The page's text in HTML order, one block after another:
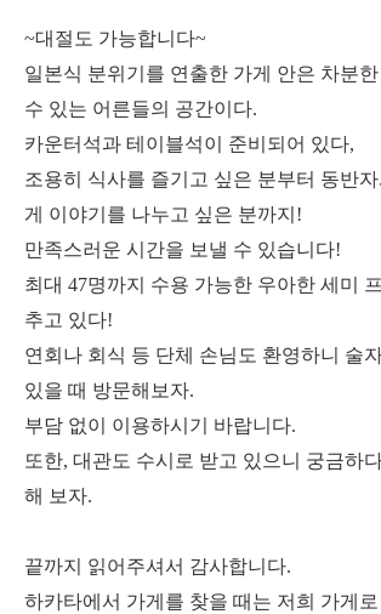
~대절도 가능합니다~
일본식 분위기를 연출한 가게 안은 차분
수 있는 어른들의 공간이다.
카운터석과 테이블석이 준비되어 있다,
조용히 식사를 즐기고 싶은 분부터 동반
게 이야기를 나누고 싶은 분까지!
만족스러운 시간을 보낼 수 있습니다!
최대 47명까지 수용 가능한 우아한 세미
추고 있다!
연회나 회식 등 단체 손님도 환영하니 술
있을 때 방문해보자.
부담 없이 이용하시기 바랍니다.
또한, 대관도 수시로 받고 있으니 궁금하
해 보자.
끝까지 읽어주셔서 감사합니다.
하카타에서 가게를 찾을 때는 저희 가게